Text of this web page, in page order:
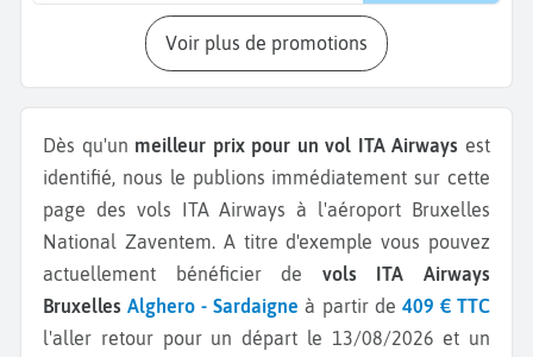
Voir plus de promotions
Dès qu'un meilleur prix pour un vol ITA Airways est
identifié, nous le publions immédiatement sur cette
page des vols ITA Airways à l'aéroport Bruxelles
National Zaventem. A titre d'exemple vous pouvez
actuellement bénéficier de vols ITA Airways
BruxellesAlghero - Sardaigne à partir de 409 € TTC
l'aller retour pour un départ le 13/08/2026 et un